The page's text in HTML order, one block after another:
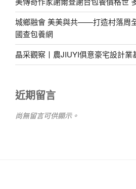
城鄉融會 美美與共——打造村落周
國查包養網
晶采觀察丨農JIUYI俱意豪宅設計業
近期留言
尚無留言可供顯示。